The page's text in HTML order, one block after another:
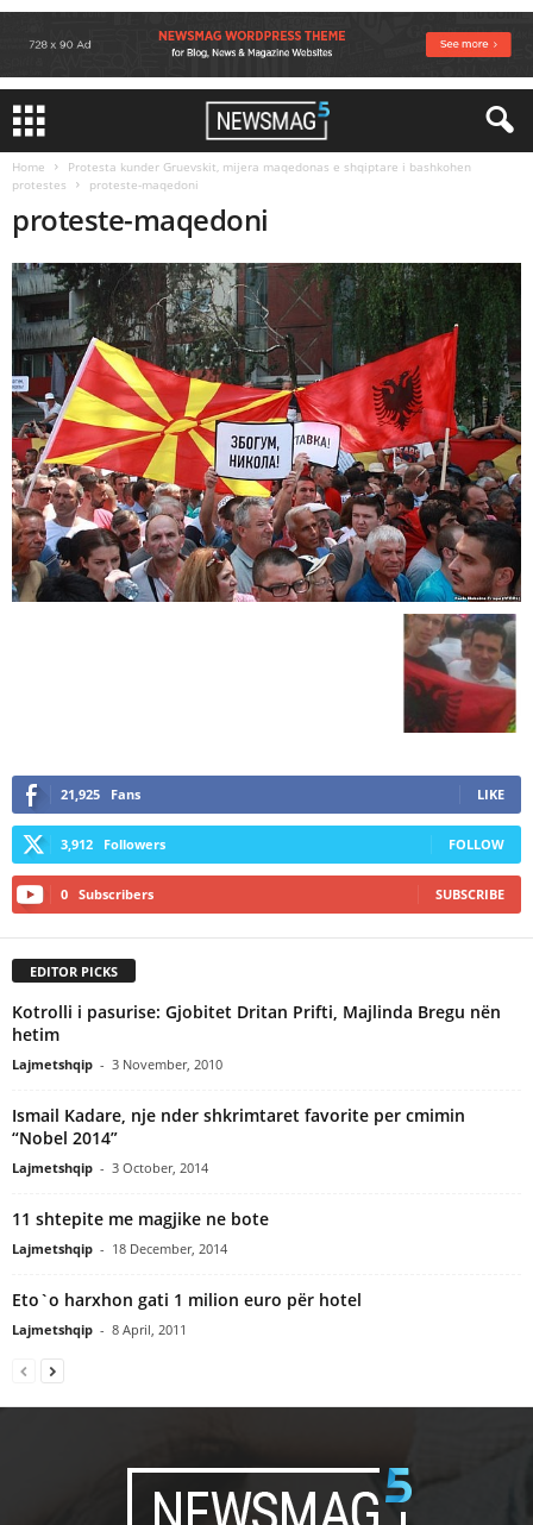
Home
Protesta kunder Gruevskit, mijera maqedonas e shqiptare i bashkohen
protestes
proteste-maqedoni
proteste-maqedoni
21,925 Fans LIKE
3,912 Followers FOLLOW
0 Subscribers SUBSCRIBE
EDITOR PICKS
Kotrolli i pasurise: Gjobitet Dritan Prifti, Majlinda Bregu nën
hetim
Lajmetshqip - 3 November, 2010
Ismail Kadare, nje nder shkrimtaret favorite per cmimin
“Nobel 2014”
Lajmetshqip - 3 October, 2014
11 shtepite me magjike ne bote
Lajmetshqip - 18 December, 2014
Eto`o harxhon gati 1 milion euro për hotel
Lajmetshqip - 8 April, 2011